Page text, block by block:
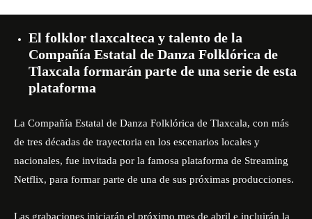
El folklor tlaxcalteca y talento de la
Compañía Estatal de Danza Folklórica de
Tlaxcala formarán parte de una serie de esta
plataforma
La Compañía Estatal de Danza Folklórica de Tlaxcala, con más
de tres décadas de trayectoria en los escenarios locales y
nacionales, fue invitada por la famosa plataforma de Streaming
Netflix, para formar parte de una de sus próximas producciones.
Las grabaciones iniciarán el próximo mes de abril e incluirán la